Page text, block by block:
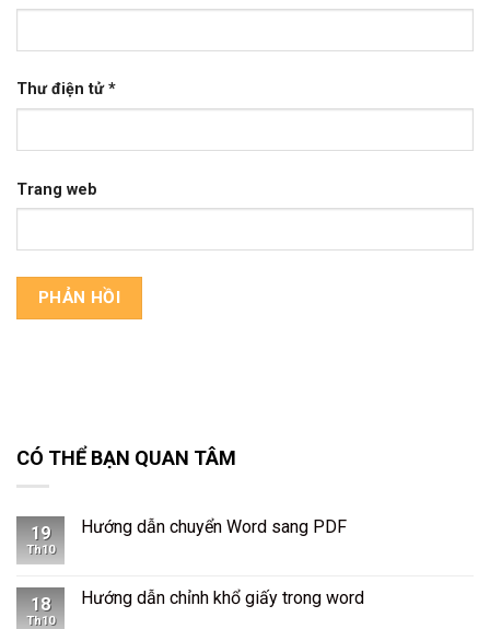
Thư điện tử*
Trang web
CÓ THỂ BẠN QUAN TÂM
19
Th10
Hướng dẫn chuyển Word sang PDF
18
Th10
Hướng dẫn chỉnh khổ giấy trong word